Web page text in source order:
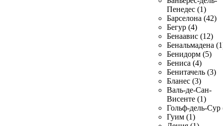
Пенедес (1)
Барселона (42)
Бегур (4)
Бенаавис (12)
Бенальмадена
Бенидорм (5)
Бениса (4)
Бенитачель (3)
Бланес (3)
Валь-де-Сан-
Висенте (1)
Гольф-дель-Сур
Гуим (1)